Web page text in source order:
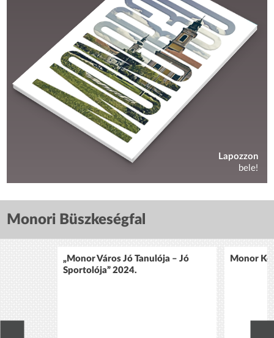
Lapozzon
bele!
Monori Büszkeségfal
„Monor Város Jó Tanulója – Jó
Sportolója” 2024.
Monor